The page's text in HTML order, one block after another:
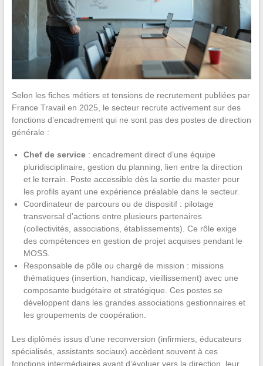
Selon les fiches métiers et tensions de recrutement publiées par
France Travail en 2025, le secteur recrute activement sur des
fonctions d’encadrement qui ne sont pas des postes de direction
générale :
Chef de service: encadrement direct d’une équipe
pluridisciplinaire, gestion du planning, lien entre la direction
et le terrain. Poste accessible dès la sortie du master pour
les profils ayant une expérience préalable dans le secteur.
Coordinateur de parcours ou de dispositif : pilotage
transversal d’actions entre plusieurs partenaires
(collectivités, associations, établissements). Ce rôle exige
des compétences en gestion de projet acquises pendant le
MOSS.
Responsable de pôle ou chargé de mission : missions
thématiques (insertion, handicap, vieillissement) avec une
composante budgétaire et stratégique. Ces postes se
développent dans les grandes associations gestionnaires et
les groupements de coopération.
Les diplômés issus d’une reconversion (infirmiers, éducateurs
spécialisés, assistants sociaux) accèdent souvent à ces
fonctions intermédiaires avant d’évoluer vers la direction, leur